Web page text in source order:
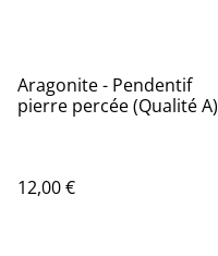
Aragonite - Pendentif
pierre percée (Qualité A)
12,00 €